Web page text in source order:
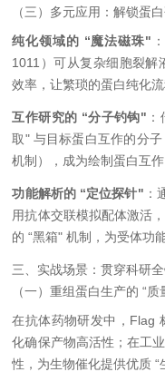
（三）多元应用：解锁蛋
纯化领域的 “魔法磁珠"
1011）可从复杂细胞裂解
效率，让繁琐的蛋白纯化流
互作研究的 “分子钓钩"
取" 与目标蛋白互作的分
机制），成为绘制蛋白互
功能解析的 “定位探针" ：
用抗体交联模拟配体激活
的 “黑箱" 机制，为受体功
三、实战场景：贯穿科研
（一）重组蛋白生产的 “质
在抗体药物研发中，Flag
化确保产物高活性；在工
性，为生物催化提供优质 “